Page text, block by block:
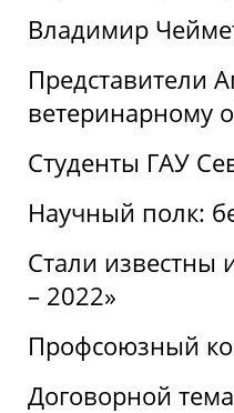
Владимир
Представители
ветеринарному
Студенты ГАУ
Научный полк:
Стали известны
– 2022»
Профсоюзный
Договорной